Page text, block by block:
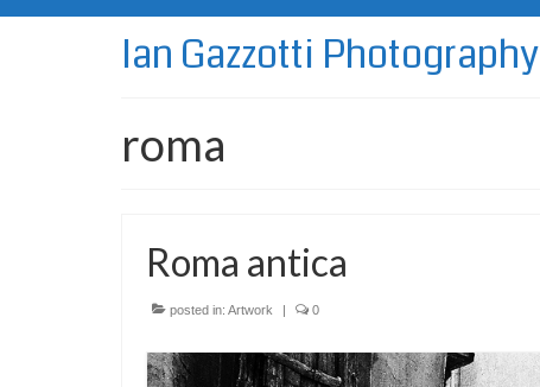
Ian Gazzotti Photography
roma
Roma antica
posted in: Artwork | 0